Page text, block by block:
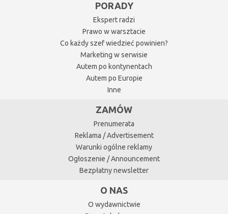
PORADY
Ekspert radzi
Prawo w warsztacie
Co każdy szef wiedzieć powinien?
Marketing w serwisie
Autem po kontynentach
Autem po Europie
Inne
ZAMÓW
Prenumerata
Reklama / Advertisement
Warunki ogólne reklamy
Ogłoszenie / Announcement
Bezpłatny newsletter
O NAS
O wydawnictwie